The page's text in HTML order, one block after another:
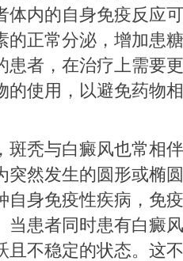
体内的自身免疫反应
的正常分泌，增加患
患者，在治疗上需要
的使用，以避免药物
，斑秃与白癜风也常相
突然发生的圆形或椭
自身免疫性疾病，免
当患者同时患有白癜
且不稳定的状态。这